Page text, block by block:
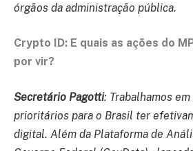
órgãos da administração pública.
Crypto ID: E quais as ações do
por vir?
Secretário Pagotti: Trabalhamos
prioritários para o Brasil ter
digital. Além da Plataforma de